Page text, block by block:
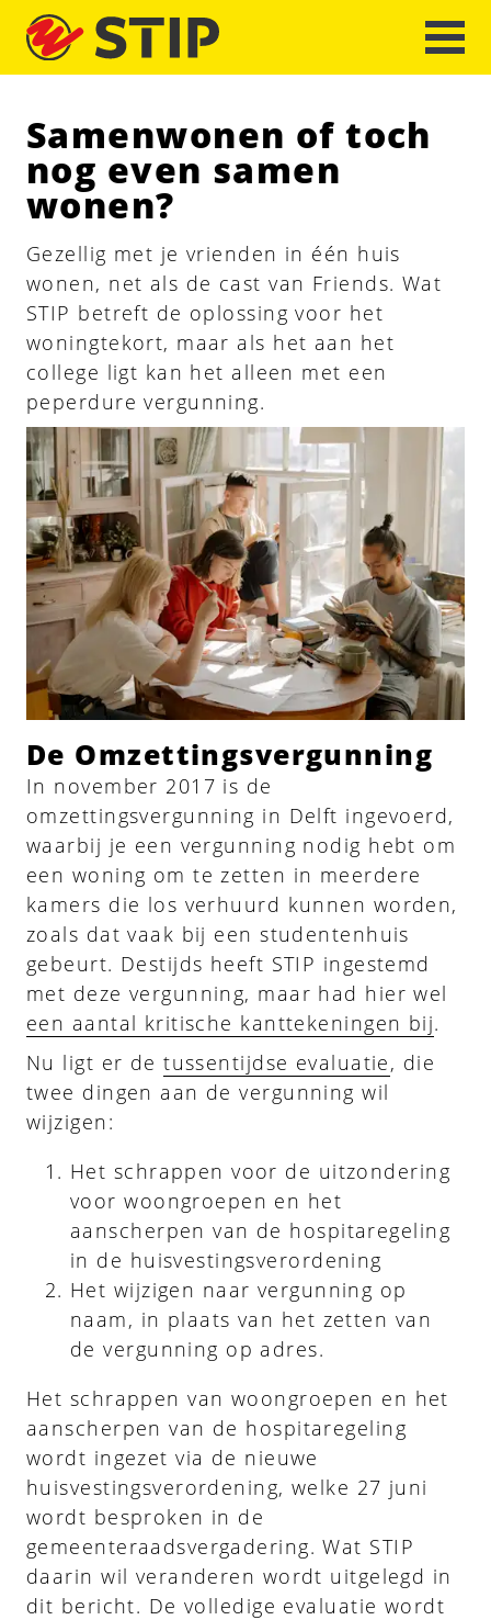
Samenwonen of toch
nog even samen
wonen?
Gezellig met je vrienden in één huis
wonen, net als de cast van Friends. Wat
STIP betreft de oplossing voor het
woningtekort, maar als het aan het
college ligt kan het alleen met een
peperdure vergunning.
De Omzettingsvergunning
In november 2017 is de
omzettingsvergunning in Delft ingevoerd,
waarbij je een vergunning nodig hebt om
een woning om te zetten in meerdere
kamers die los verhuurd kunnen worden,
zoals dat vaak bij een studentenhuis
gebeurt. Destijds heeft STIP ingestemd
met deze vergunning, maar had hier wel
een aantal kritische kanttekeningen bij.
Nu ligt er detussentijdse evaluatie, die
twee dingen aan de vergunning wil
wijzigen:
Het schrappen voor de uitzondering
voor woongroepen en het
aanscherpen van de hospitaregeling
in de huisvestingsverordening
Het wijzigen naar vergunning op
naam, in plaats van het zetten van
de vergunning op adres.
Het schrappen van woongroepen en het
aanscherpen van de hospitaregeling
wordt ingezet via de nieuwe
huisvestingsverordening, welke 27 juni
wordt besproken in de
gemeenteraadsvergadering. Wat STIP
daarin wil veranderen wordt uitgelegd in
dit bericht. De volledige evaluatie wordt